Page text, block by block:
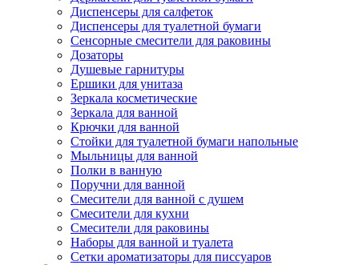
Диспенсеры для салфеток
Диспенсеры для туалетной бумаги
Сенсорные смесители для раковины
Дозаторы
Душевые гарнитуры
Ершики для унитаза
Зеркала косметические
Зеркала для ванной
Крючки для ванной
Стойки для туалетной бумаги напольные
Мыльницы для ванной
Полки в ванную
Поручни для ванной
Смесители для ванной с душем
Смесители для кухни
Смесители для раковины
Наборы для ванной и туалета
Сетки ароматизаторы для писсуаров